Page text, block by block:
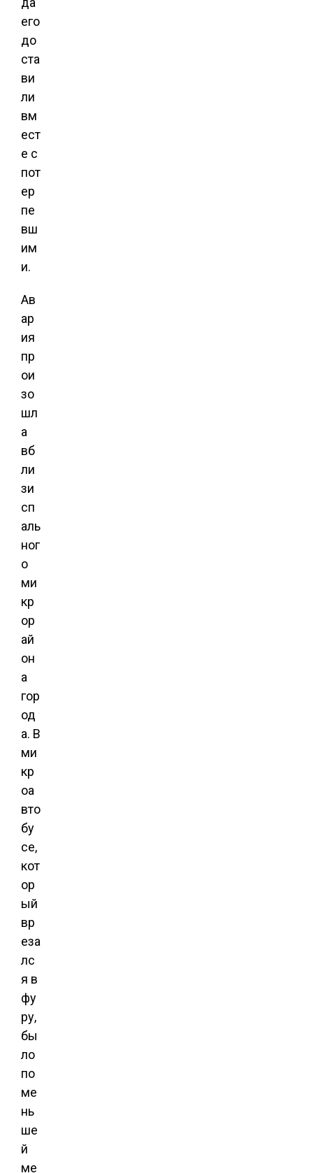
его
до
ста
ви
ли
вм
ест
е с
пот
ер
пе
вш
им
и.
Ав
ар
ия
пр
ои
зо
шл
а
вб
ли
зи
сп
аль
ног
о
ми
кр
ор
ай
он
а
гор
од
а. В
ми
кр
оа
вто
бу
се,
кот
ор
ый
вр
еза
лс
я в
фу
ру,
бы
ло
по
ме
нь
ше
й
ме